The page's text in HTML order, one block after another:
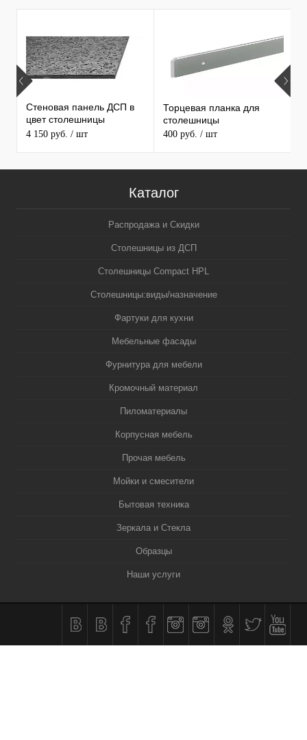
ПРОДАВАЕМЫЕ ТОВАРЫ
Стеновая панель ДСП в
цвет столешницы
MAERSS
4 150 руб. / шт
Торцевая планка для
столешницы
400 руб. / шт
Каталог
Распродажа и Скидки
Столешницы из ДСП
Столешницы Compact HPL
Столешницы:виды/назначение
Фартуки для кухни
Мебельные фасады
Фурнитура для мебели
Кромочный материал
Пиломатериалы
Корпусная мебель
Прочая мебель
Мойки и смесители
Бытовая техника
Зеркала и Стекла
Образцы
Наши услуги